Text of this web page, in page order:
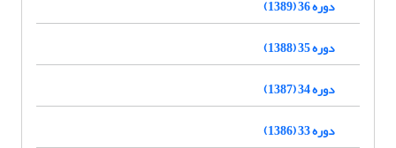
دوره 36 (1389)
دوره 35 (1388)
دوره 34 (1387)
دوره 33 (1386)